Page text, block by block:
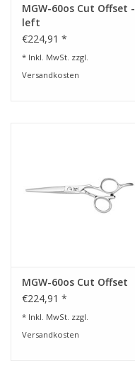
MGW-60os Cut Offset -
left
€224,91 *
* Inkl. MwSt. zzgl.
Versandkosten
MGW-60os Cut Offset
€224,91 *
* Inkl. MwSt. zzgl.
Versandkosten